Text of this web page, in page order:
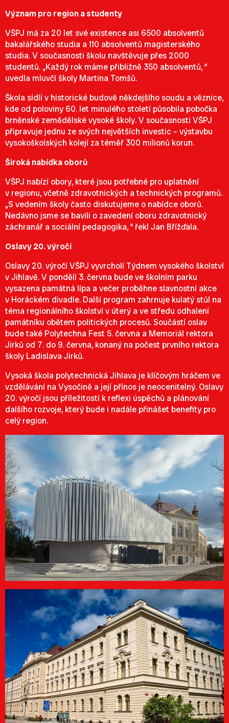
Význam pro region a studenty
VŠPJ má za 20 let své existence asi 6500 absolventů
bakalářského studia a 110 absolventů magisterského
studia. V současnosti školu navštěvuje přes 2000
studentů. „Každý rok máme přibližně 350 absolventů, “
uvedla mluvčí školy Martina Tomšů.
Škola sídlí v historické budově někdejšího soudu a věznice,
kde od poloviny 60. let minulého století působila pobočka
brněnské zemědělské vysoké školy. V současnosti VŠPJ
připravuje jednu ze svých největších investic – výstavbu
vysokoškolských kolejí za téměř 300 milionů korun.
Široká nabídka oborů
VŠPJ nabízí obory, které jsou potřebné pro uplatnění
v regionu, včetně zdravotnických a technických programů.
„S vedením školy často diskutujeme o nabídce oborů.
Nedávno jsme se bavili o zavedení oboru zdravotnický
záchranář a sociální pedagogika, “ řekl Jan Břížďala.
Oslavy 20. výročí
Oslavy 20. výročí VŠPJ vyvrcholí Týdnem vysokého školství
v Jihlavě. V pondělí 3. června bude ve školním parku
vysazena památná lípa a večer proběhne slavnostní akce
v Horáckém divadle. Další program zahrnuje kulatý stůl na
téma regionálního školství v úterý a ve středu odhalení
památníku obětem politických procesů. Součástí oslav
bude také Polytechna Fest 5. června a Memoriál rektora
Jirků od 7. do 9. června, konaný na počest prvního rektora
školy Ladislava Jirků.
Vysoká škola polytechnická Jihlava je klíčovým hráčem ve
vzdělávání na Vysočině a její přínos je neocenitelný. Oslavy
20. výročí jsou příležitostí k reflexi úspěchů a plánování
dalšího rozvoje, který bude i nadále přinášet benefity pro
celý region.